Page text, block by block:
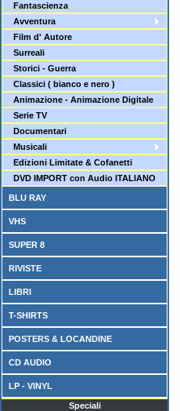
Fantascienza
Avventura
Film d' Autore
Surreali
Storici - Guerra
Classici ( bianco e nero )
Animazione - Animazione Digitale
Serie TV
Documentari
Musicali
Edizioni Limitate & Cofanetti
DVD IMPORT con Audio ITALIANO
BLU RAY
VHS
SUPER 8
RIVISTE
LIBRI
T-SHIRTS
POSTERS & LOCANDINE
CD AUDIO
LP - VINYL
Speciali